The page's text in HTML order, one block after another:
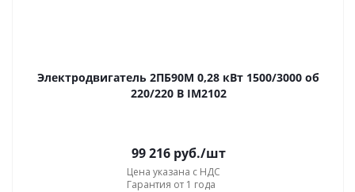
Электродвигатель 2ПБ90М 0,28 кВт 1500/3000 об
220/220 В IM2102
99 216руб./шт
Цена указана с НДС
Гарантия от 1 года